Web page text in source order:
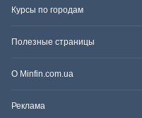
Курсы по городам
Полезные страницы
О Minfin.com.ua
Реклама